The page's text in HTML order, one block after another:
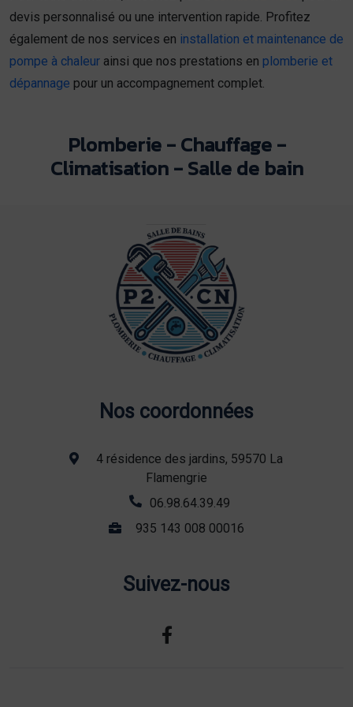
devis personnalisé ou une intervention rapide. Profitez
également de nos services en installation et maintenance de
pompe à chaleur ainsi que nos prestations en plomberie et
dépannage pour un accompagnement complet.
Plomberie - Chauffage -
Climatisation - Salle de bain
Nos coordonnées
4 résidence des jardins, 59570 La
Flamengrie
06.98.64.39.49
935 143 008 00016
Suivez-nous